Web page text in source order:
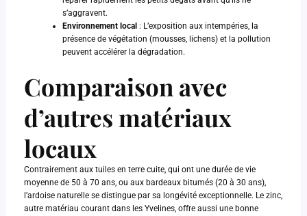
s’aggravent.
Environnement local : L’exposition aux intempéries, la
présence de végétation (mousses, lichens) et la pollution
peuvent accélérer la dégradation.
Comparaison avec
d’autres matériaux
locaux
Contrairement aux tuiles en terre cuite, qui ont une durée de vie
moyenne de 50 à 70 ans, ou aux bardeaux bitumés (20 à 30 ans),
l’ardoise naturelle se distingue par sa longévité exceptionnelle. Le zinc,
autre matériau courant dans les Yvelines, offre aussi une bonne